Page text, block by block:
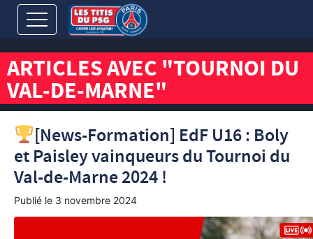
ARTICLES AVEC "TOURNOI DU
VAL-DE-MARNE"
[News-Formation] EdF U16 : Boly
et Paisley vainqueurs du Tournoi du
Val-de-Marne 2024 !
Publié le 3 novembre 2024